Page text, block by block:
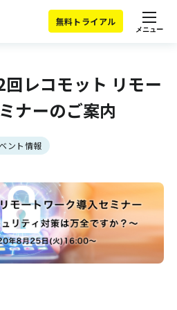
無料トライアル
メニュー
回レコモット リモー
ナーのご案内
ント情報